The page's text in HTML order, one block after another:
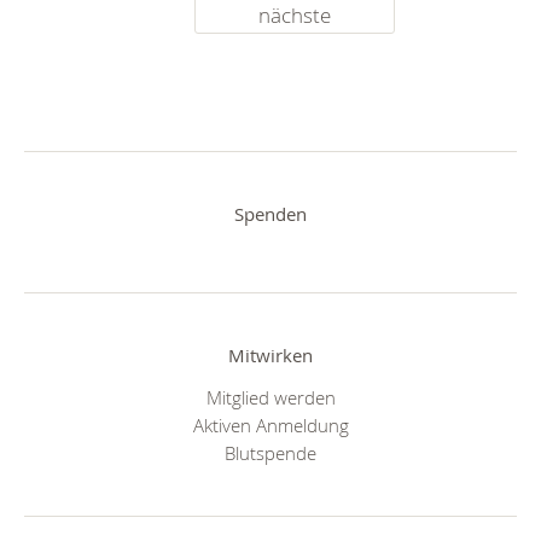
nächste
Spenden
Mitwirken
Mitglied werden
Aktiven Anmeldung
Blutspende